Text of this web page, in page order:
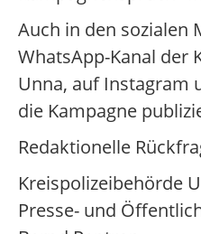
Auch in den sozialen
WhatsApp-Kanal der
Unna, auf Instagram
die Kampagne
Redaktionelle
Kreispolizeibehörde
Presse- und